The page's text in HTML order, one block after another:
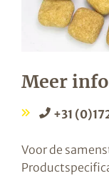
Meer
+31
Voor de